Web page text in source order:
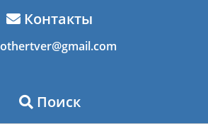
Контакты
Поиск